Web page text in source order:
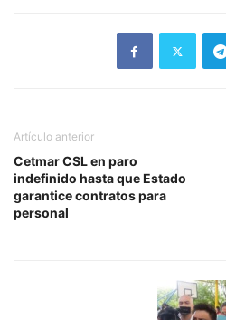
Artículo anterior
Cetmar CSL en paro
indefinido hasta que Estado
garantice contratos para
personal